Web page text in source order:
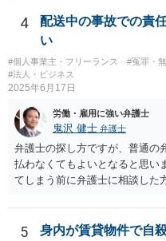
は，発信者自身の情報の開示
害賠償請求等を行うことも可能
ります。貴殿が被告になった場
することができます。「彼女
があります。 なお、仮に会社
３０条）。「彼女」氏は、５０
てもよく、支払った人はその半
4
配送中の事故での責
い
#個人事業主・フリーランス #冤罪・
#法人・ビジネス
2025年6月17日
労働・雇用に強い弁護士
鬼沢 健士 弁護士
弁護士の探し方ですが、普通の
払わなくてもよいとなると思い
てしまう前に弁護士に相談した
5
身内が賃貸物件で自